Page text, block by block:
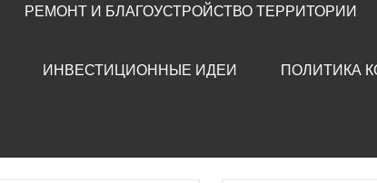
РЕМОНТ И БЛАГОУСТРОЙСТВО ТЕРРИТОРИИ
ИНВЕСТИЦИОННЫЕ ИДЕИ ПОЛИТИКА